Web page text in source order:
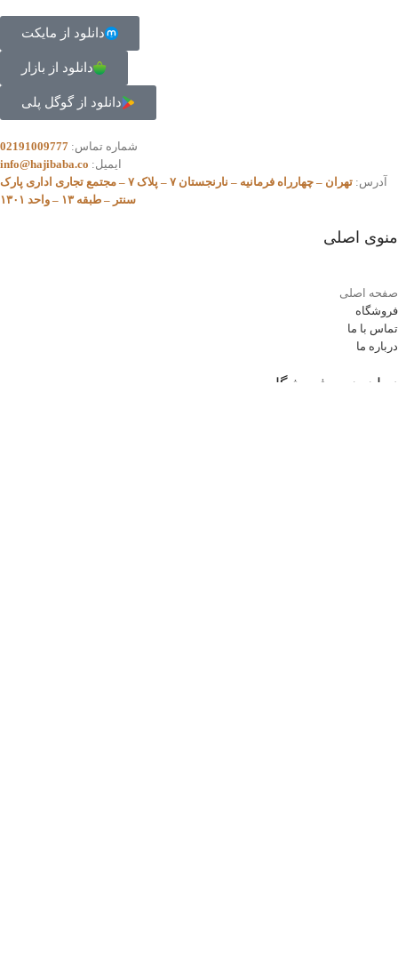
دانلود از مایکت
دانلود از بازار
دانلود از گوگل پلی
شماره تماس: 02191009777
ایمیل: info@hajibaba.co
آدرس:
تهران – چهارراه فرمانیه – نارنجستان ۷ – پلاک ۷ – مجتمع تجاری اداری پارک
سنتر – طبقه ۱۳ – واحد ۱۳۰۱
منوی اصلی
صفحه اصلی
فروشگاه
تماس با ما
درباره ما
زمان بندی فروشگاه